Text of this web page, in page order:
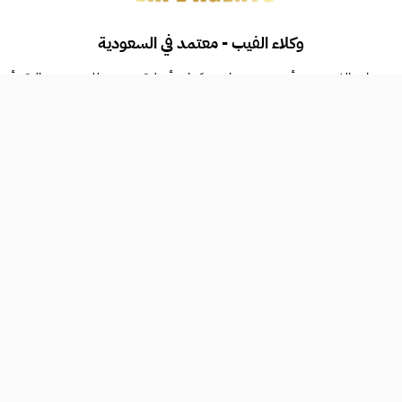
وكلاء الفيب - معتمد في السعودية
الفيب، من أجهزة وسحبات ونكهات أصلية. نضمن لك جودة عالية